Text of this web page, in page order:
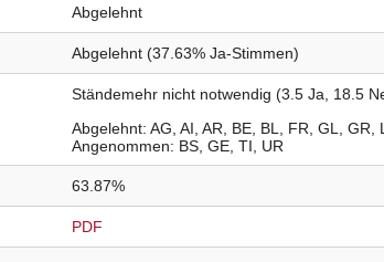
Abgelehnt
Abgelehnt (37.63% Ja-Stimmen)
Ständemehr nicht notwendig (3.5 Ja, 18.5
Abgelehnt AG AI AR BE BL FR GL GR
Angenommen
BS GE TI UR
63.87%
PDF